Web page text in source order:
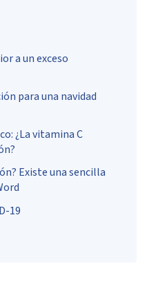
a un exceso
para una navidad
¿La vitamina C
Existe una sencilla
19